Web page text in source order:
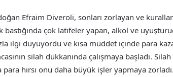
Efraim Diveroli, sonları zorlayan ve
bastığında çok latifeler yapan, alkol ve
ilgi duyuyordu ve kısa müddet içinde para
silah dükkanında çalışmaya başladı.
para hırsı onu daha büyük işler yapmaya